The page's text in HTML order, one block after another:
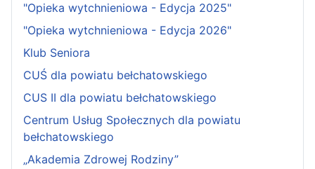
"Opieka wytchnieniowa - Edycja 2025"
"Opieka wytchnieniowa - Edycja 2026"
Klub Seniora
CUŚ dla powiatu bełchatowskiego
CUS II dla powiatu bełchatowskiego
Centrum Usług Społecznych dla powiatu
bełchatowskiego
„Akademia Zdrowej Rodziny”